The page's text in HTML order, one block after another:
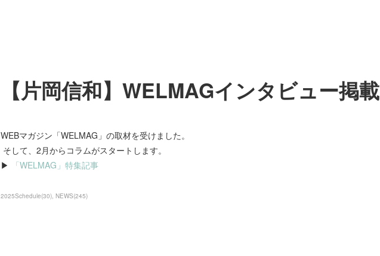
【片岡信和】WELMAGインタビュー掲載
WEBマガジン「WELMAG」の取材を受けました。
そして、2月からコラムがスタートします。
▶︎
「WELMAG」特集記事
2025Schedule(30) NEWS(245)